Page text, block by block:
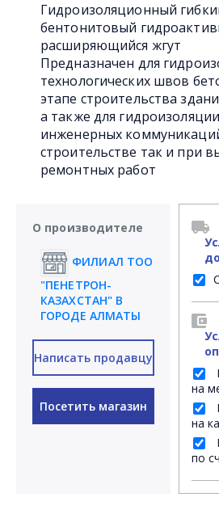
Гидроизоляционный
бентонитовый
расширяющийся жгут
Предназначен для
технологических швов
этапе строительства
а также для
инженерных
строительстве так и при
ремонтных работ
О производителе
ФИЛИАЛ ТОО
"ПЕНЕТРОН-
КАЗАХСТАН" В
ГОРОДЕ АЛМАТЫ
Написать продавцу
Посетить магазин
на
на
по